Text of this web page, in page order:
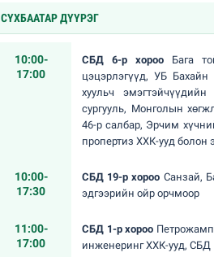
СҮХБААТАР ДҮҮРЭГ
10:00-
17:00
СБД 6-р хороо Бага
цэцэрлэгүүд, УБ
хуульч
сургууль, Монголын
46-р салбар, Эрчим
пропертиз ХХК-ууд болон
10:00-
17:30
СБД 19-р хороо Санзай,
эдгээрийн ойр орчмоор
11:00-
17:00
СБД 1-р хороо
инженеринг ХХК-ууд, СБД